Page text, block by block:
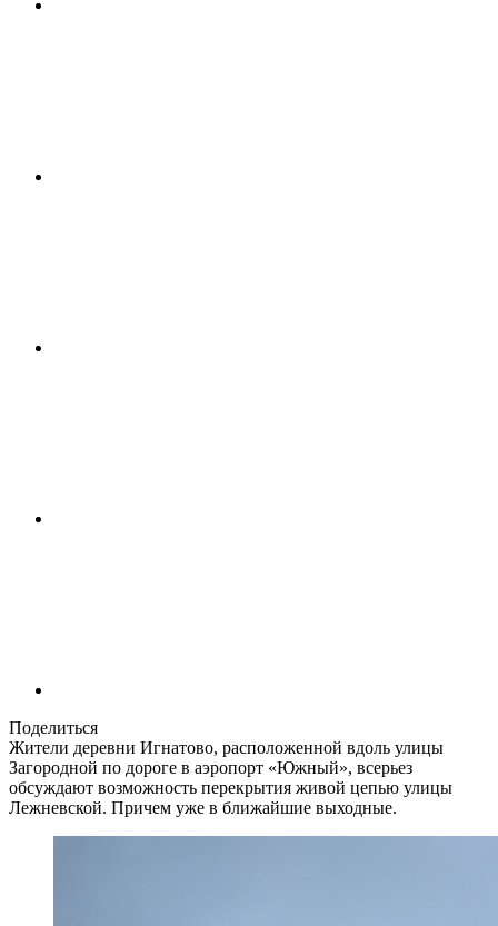
Поделиться
Жители деревни Игнатово, расположенной вдоль улицы
Загородной по дороге в аэропорт «Южный», всерьез
обсуждают возможность перекрытия живой цепью улицы
Лежневской. Причем уже в ближайшие выходные.